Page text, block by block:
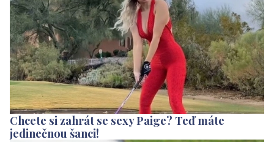
Chcete si zahrát se sexy Paige? Teď máte
jedinečnou šanci!